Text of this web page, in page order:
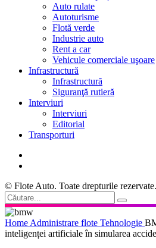
Auto rulate
Autoturisme
Flotă verde
Industrie auto
Rent a car
Vehicule comerciale uşoare
Infrastructură
Infrastructură
Siguranţă rutieră
Interviuri
Interviuri
Editorial
Transporturi
© Flote Auto. Toate drepturile rezervate.
Home Administrare flote Tehnologie
inteligenței artificiale în simularea